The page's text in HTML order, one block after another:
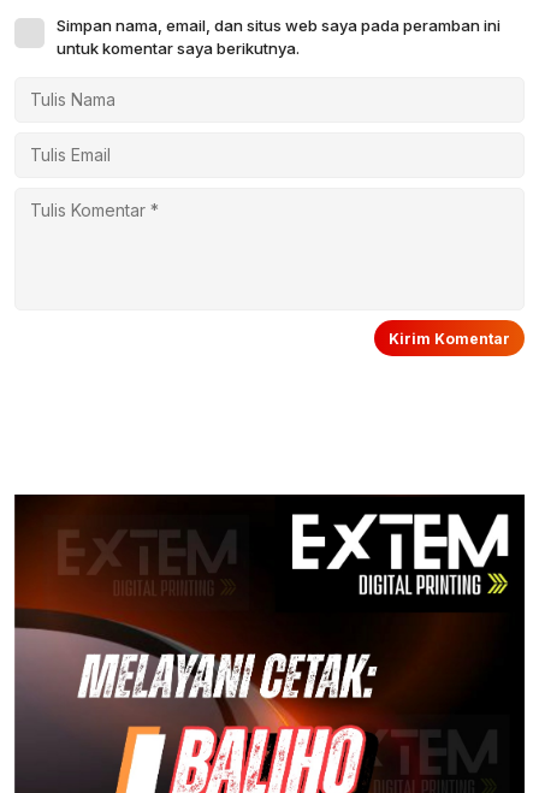
Simpan nama, email, dan situs web saya pada peramban ini
untuk komentar saya berikutnya.